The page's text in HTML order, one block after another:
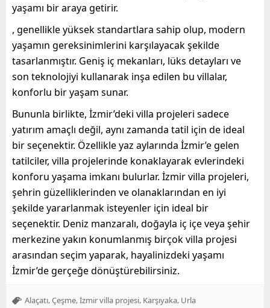
yaşamı bir araya getirir.
, genellikle yüksek standartlara sahip olup, modern
yaşamın gereksinimlerini karşılayacak şekilde
tasarlanmıştır. Geniş iç mekanları, lüks detayları ve
son teknolojiyi kullanarak inşa edilen bu villalar,
konforlu bir yaşam sunar.
Bununla birlikte, İzmir’deki villa projeleri sadece
yatırım amaçlı değil, aynı zamanda tatil için de ideal
bir seçenektir. Özellikle yaz aylarında İzmir’e gelen
tatilciler, villa projelerinde konaklayarak evlerindeki
konforu yaşama imkanı bulurlar. İzmirvilla projeleri,
şehrin güzelliklerinden ve olanaklarından en iyi
şekilde yararlanmak isteyenler için ideal bir
seçenektir. Deniz manzaralı, doğayla iç içe veya şehir
merkezine yakın konumlanmış birçok villa projesi
arasından seçim yaparak, hayalinizdeki yaşamı
İzmir’de gerçeğe dönüştürebilirsiniz.
Alaçatı Çeşme İzmir villa projesi Karşıyaka Urla